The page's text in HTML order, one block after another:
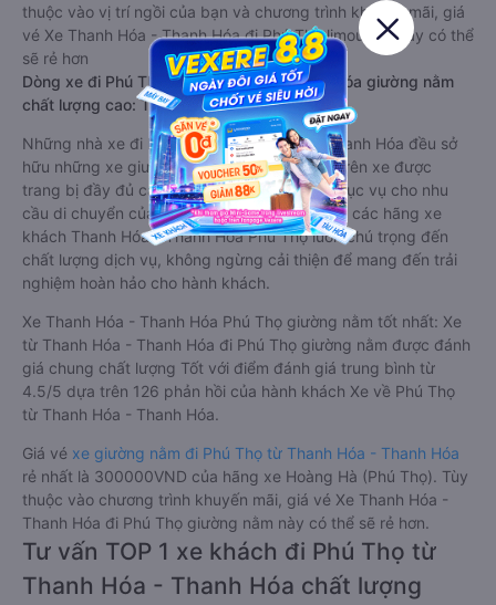
thuộc vào vị trí ngồi của bạn và chương trình khuyến mãi, giá
vé Xe Thanh Hóa - Thanh Hóa đi Phú Thọ limousine này có thể
sẽ rẻ hơn
Dòng xe đi Phú Thọ từ Thanh Hóa - Thanh Hóa giường nằm
chất lượng cao: Thoải mái, giá cả tốt nhất
Những nhà xe đi Phú Thọ từ Thanh Hóa - Thanh Hóa đều sở
hữu những xe giường nằm chất lượng cao. Trên xe được
trang bị đầy đủ các trang thiết bị hiện đại phục vụ cho nhu
cầu di chuyển của hành khách. Bên cạnh đó, các hãng xe
khách Thanh Hóa - Thanh Hóa Phú Thọ luôn chú trọng đến
chất lượng dịch vụ, không ngừng cải thiện để mang đến trải
nghiệm hoàn hảo cho hành khách.
Xe Thanh Hóa - Thanh Hóa Phú Thọ giường nằm tốt nhất: Xe
từ Thanh Hóa - Thanh Hóa đi Phú Thọ giường nằm được đánh
giá chung chất lượng Tốt với điểm đánh giá trung bình từ
4.5/5 dựa trên 126 phản hồi của hành khách Xe về Phú Thọ
từ Thanh Hóa - Thanh Hóa.
Giá vé xe giường nằm đi Phú Thọ từ Thanh Hóa - Thanh Hóa
rẻ nhất là 300000VND của hãng xe Hoàng Hà (Phú Thọ). Tùy
thuộc vào chương trình khuyến mãi, giá vé Xe Thanh Hóa -
Thanh Hóa đi Phú Thọ giường nằm này có thể sẽ rẻ hơn.
Tư vấn TOP 1 xe khách đi Phú Thọ từ
Thanh Hóa - Thanh Hóa chất lượng